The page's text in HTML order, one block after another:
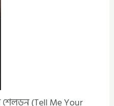
শেলডন (Tell Me Your